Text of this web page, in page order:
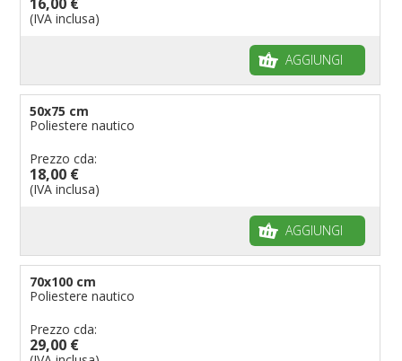
(IVA inclusa)
AGGIUNGI
50x75 cm
Poliestere nautico
Prezzo cda:
18,00 €
(IVA inclusa)
AGGIUNGI
70x100 cm
Poliestere nautico
Prezzo cda:
29,00 €